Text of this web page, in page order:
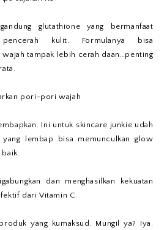
glutathione yang bermanfaat
kulit. Formulanya bisa
wajah tampak lebih cerah daan…penting
pori-pori wajah
Ini untuk skincare junkie udah
lembap bisa memunculkan glow
dan menghasilkan kekuatan
dari Vitamin C.
yang kumaksud. Mungil ya? Iya.